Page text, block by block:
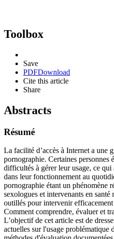
Toolbox
Save
PDFDownload
Cite this article
Share
Abstracts
Résumé
La facilité d’accès à Internet a une
pornographie. Certaines personnes
difficultés à gérer leur usage, ce qui
dans leur fonctionnement au
pornographie étant un phénomène
sexologues et intervenants en santé
outillés pour intervenir
Comment comprendre, évaluer et
L’objectif de cet article est de
actuelles sur l'usage problématique